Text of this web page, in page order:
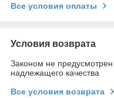
Все условия оплаты
Условия возврата
Законом не
надлежащего качества
Все условия возврата